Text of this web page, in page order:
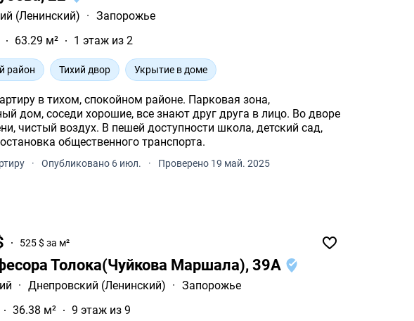
(Ленинский) · Запорожье
63.29 м² 1 этаж из 2
район Тихий двор Укрытие в доме
в тихом, спокойном районе. Парковая зона,
дом, соседи хорошие, все знают друг друга в лицо. Во дворе
чистый воздух. В пешей доступности школа, детский сад,
общественного транспорта.
· Опубликовано 6 июл. · Проверено 19 май. 2025
525 $ за м²
Толока(Чуйкова Маршала), 39А
· Днепровский (Ленинский) · Запорожье
36.38 м² 9 этаж из 9